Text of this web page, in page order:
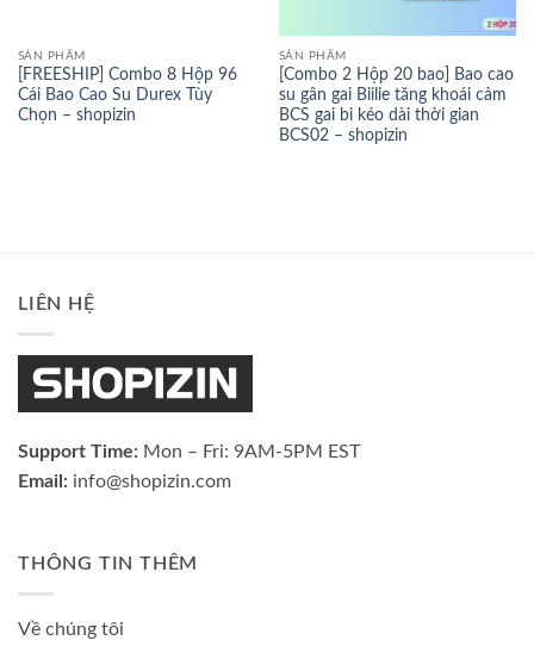
SẢN PHẨM
[FREESHIP] Combo 8 Hộp 96
Cái Bao Cao Su Durex Tùy
Chọn – shopizin
SẢN PHẨM
[Combo 2 Hộp 20 bao] Bao cao
su gân gai Biilie tăng khoái cảm
BCS gai bi kéo dài thời gian
BCS02 – shopizin
LIÊN HỆ
Support Time: Mon – Fri: 9AM-5PM EST
Email: info@shopizin.com
THÔNG TIN THÊM
Về chúng tôi